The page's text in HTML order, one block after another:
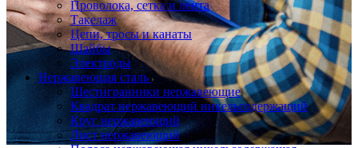
Проволока, сетка и лента
Такелаж
Цепи, тросы и канаты
Шайбы
Электроды
Нержавеющая сталь
Шестигранники нержавеющие
Квадрат нержавеющий никельсодержащий
Круг нержавеющий
Лист нержавеющий